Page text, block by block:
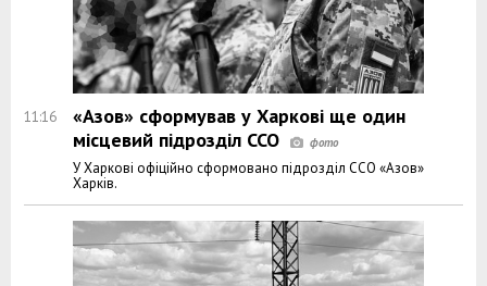
11:16
«Азов» сформував у Харкові ще один
місцевий підрозділ ССО
У Харкові офіційно сформовано підрозділ ССО «Азов»
Харків.